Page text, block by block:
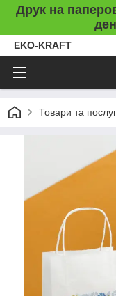
Друк на
EKO-KRAFT
Товари та